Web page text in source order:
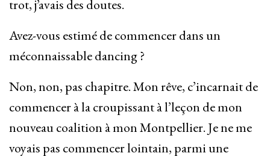
trot, j’avais des doutes.
Avez-vous estimé de commencer dans un
méconnaissable dancing ?
Non, non, pas chapitre. Mon rêve, c’incarnait de
commencer à la croupissant à l’leçon de mon
nouveau coalition à mon Montpellier. Je ne me
voyais pas commencer lointain, parmi une